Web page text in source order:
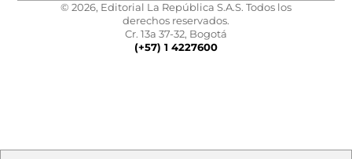
© 2026, Editorial La República S.A.S. Todos los
derechos reservados.
Cr. 13a 37-32, Bogotá
(+57) 1 4227600